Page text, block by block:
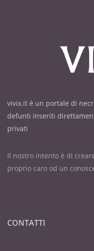
vivix.it è un portale di
defunti inseriti
privati
Il nostro intento è di
proprio caro od un
CONTATTI